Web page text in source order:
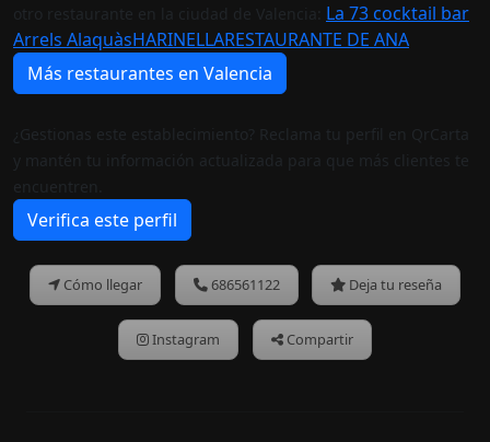
otro restaurante en la ciudad de Valencia:
La 73 cocktail bar
Arrels AlaquàsHARINELLARESTAURANTE DE ANA
Más restaurantes en Valencia
¿Gestionas este establecimiento? Reclama tu perfil en QrCarta
y mantén tu información actualizada para que más clientes te
encuentren.
Verifica este perfil
Cómo llegar 686561122 Deja tu reseña
Instagram Compartir